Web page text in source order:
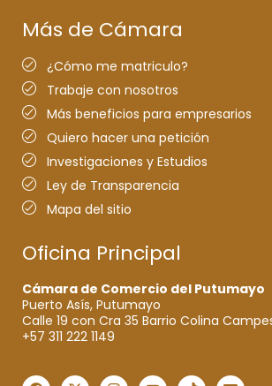
Más de Cámara
¿Cómo me matriculo?
Trabaje con nosotros
Más beneficios para empresarios
Quiero hacer una petición
Investigaciones y Estudios
Ley de Transparencia
Mapa del sitio
Oficina Principal
Cámara de Comercio del Putumayo
Puerto Asís, Putumayo
Calle 19 con Cra 35 Barrio Colina
+57 311 222 1149